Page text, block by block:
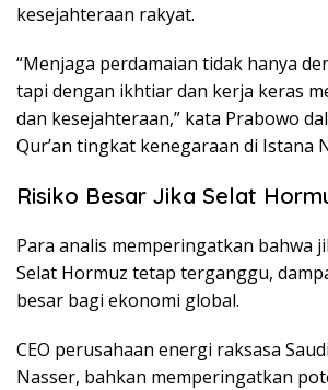
kesejahteraan rakyat.
“Menjaga perdamaian tidak hanya
tapi dengan ikhtiar dan kerja keras
dan kesejahteraan,” kata Prabowo
Qur’an tingkat kenegaraan di Istana
Risiko Besar Jika Selat
Para analis memperingatkan bahwa
Selat Hormuz tetap terganggu,
besar bagi ekonomi global.
CEO perusahaan energi raksasa
Nasser, bahkan memperingatkan